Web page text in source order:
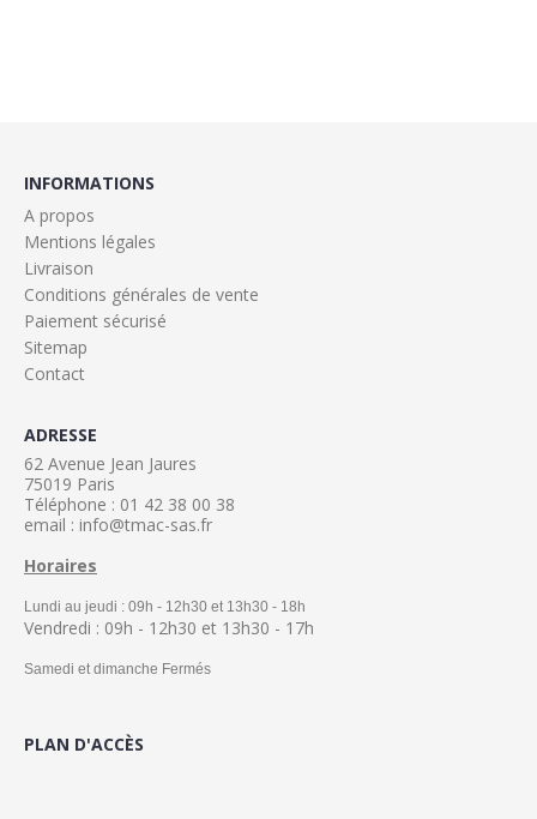
INFORMATIONS
A propos
Mentions légales
Livraison
Conditions générales de vente
Paiement sécurisé
Sitemap
Contact
ADRESSE
62 Avenue Jean Jaures
75019 Paris
Téléphone : 01 42 38 00 38
email : info@tmac-sas.fr
Horaires
Lundi au jeudi : 09h - 12h30 et 13h30 - 18h
Vendredi : 09h - 12h30 et 13h30 - 17h
Samedi et dimanche Fermés
PLAN D'ACCÈS